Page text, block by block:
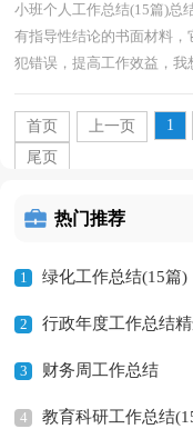
小班个人工作总结(15篇)总
有指导性结论的书面材料
犯错误，提高工作效益，我
首页 上一页 1
尾页
热门推荐
1 绿化工作总结(15篇)
2 行政年度工作总结
3 财务周工作总结
4 教育科研工作总结